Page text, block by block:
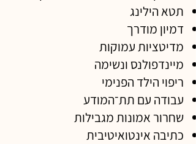
תטא הילינג
דמיון מודרך
מדיטציות עמוקות
מיינדפולנס ונשימה
ריפוי הילד הפנימי
עבודה עם תת־המודע
שחרור אמונות מגבילות
כתיבה אינטואיטיבית